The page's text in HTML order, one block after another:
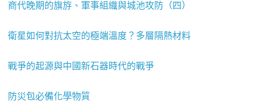
商代晚期的旗斿、軍事組織與城池攻防（四）
衛星如何對抗太空的極端溫度？多層隔熱材料
戰爭的起源與中國新石器時代的戰爭
防災包必備化學物質